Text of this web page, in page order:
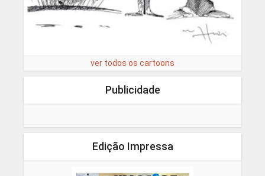
ver todos os cartoons
Publicidade
Edição Impressa